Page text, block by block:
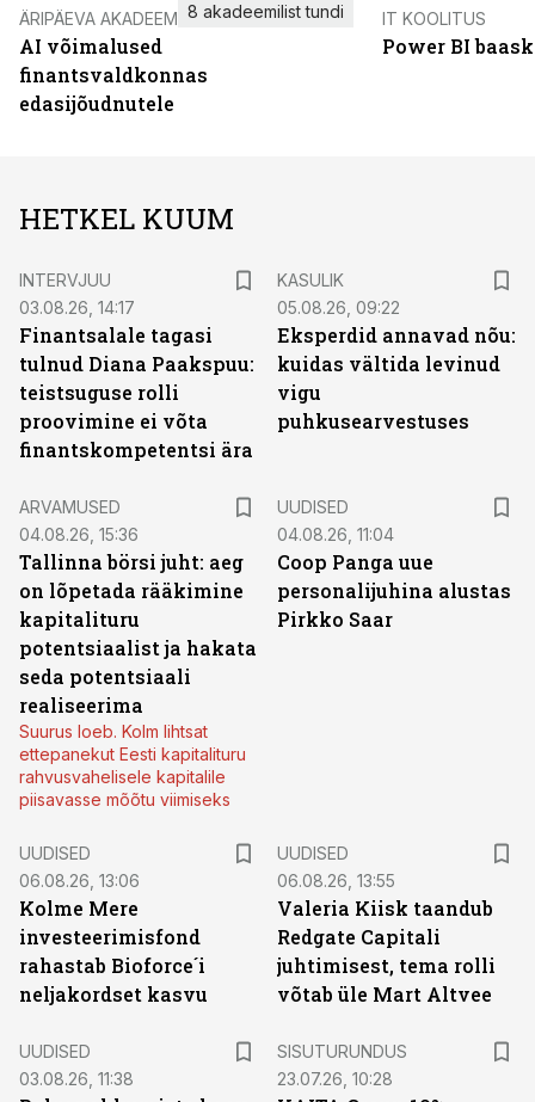
ÄRIPÄEVA AKADEEMIA
AI võimalused
finantsvaldkonnas
edasijõudnutele
8 akadeemilist tundi IT KOOLITUS
Power BI
HETKEL KUUM
INTERVJUU
03.08.26, 14:17
Finantsalale tagasi
tulnud Diana Paakspuu:
teistsuguse rolli
proovimine ei võta
finantskompetentsi ära
KASULIK
05.08.26, 09:22
Eksperdid annavad nõu:
kuidas vältida levinud
vigu
puhkusearvestuses
ARVAMUSED
04.08.26, 15:36
Tallinna börsi juht: aeg
on lõpetada rääkimine
kapitalituru
potentsiaalist ja hakata
seda potentsiaali
realiseerima
Suurus loeb. Kolm lihtsat
ettepanekut Eesti kapitalituru
rahvusvahelisele kapitalile
piisavasse mõõtu viimiseks
UUDISED
04.08.26, 11:04
Coop Panga uue
personalijuhina alustas
Pirkko Saar
UUDISED
06.08.26, 13:06
Kolme Mere
investeerimisfond
rahastab Bioforce´i
neljakordset kasvu
UUDISED
06.08.26, 13:55
Valeria Kiisk taandub
Redgate Capitali
juhtimisest, tema rolli
võtab üle Mart Altvee
UUDISED
03.08.26, 11:38
SISUTURUNDUS
23.07.26, 10:28